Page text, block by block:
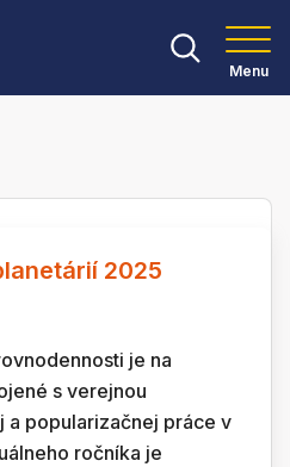
Menu
2025
je na
s verejnou
popularizačnej práce v
ročníka je